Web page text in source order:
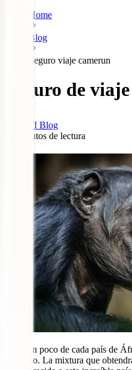
Home
Blog
Seguro viaje camerun
Seguro de
IATI Blog
minutos de lectura
Coge un poco de cada país de
sacúdelo. La mixtura que